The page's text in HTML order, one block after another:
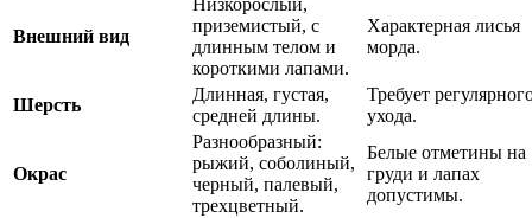
Внешний вид
Низкорослый,
приземистый, с
длинным телом и
короткими лапами.
Характерная лисья
морда.
Шерсть
Длинная, густая,
средней длины.
Требует
ухода.
Окрас
Разнообразный:
рыжий, соболиный,
черный, палевый,
трехцветный.
Белые отметины на
груди и лапах
допустимы.